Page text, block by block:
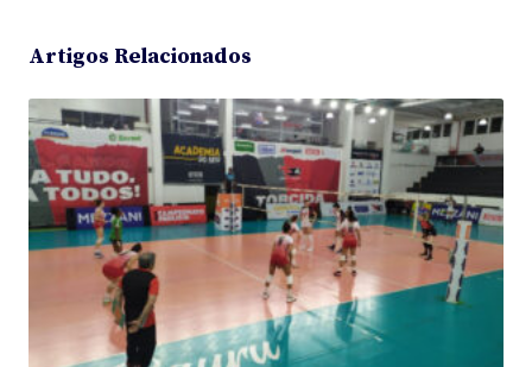
Artigos Relacionados